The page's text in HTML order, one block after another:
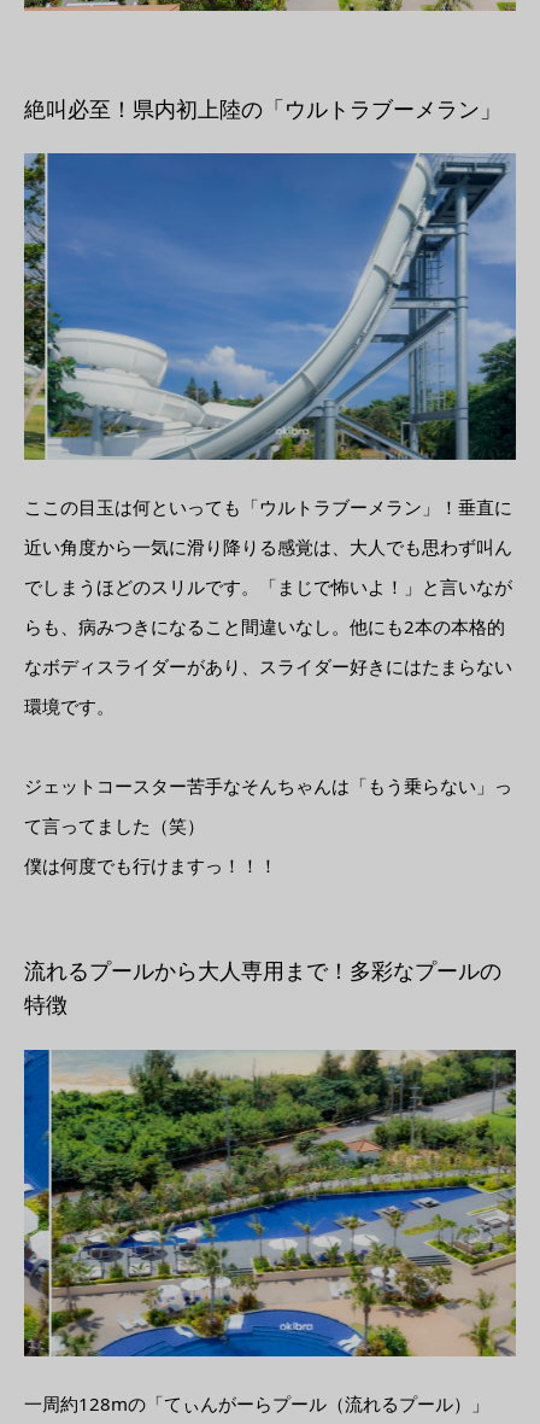
絶叫必至！県内初上陸の「ウルトラブーメラン」
ここの目玉は何といっても「ウルトラブーメラン」！垂直に
近い角度から一気に滑り降りる感覚は、大人でも思わず叫ん
でしまうほどのスリルです。「まじで怖いよ！」と言いなが
らも、病みつきになること間違いなし。他にも2本の本格的
なボディスライダーがあり、スライダー好きにはたまらない
環境です。
ジェットコースター苦手なそんちゃんは「もう乗らない」っ
て言ってました（笑）
僕は何度でも行けますっ！！！
流れるプールから大人専用まで！多彩なプールの
特徴
一周約128mの「てぃんがーらプール（流れるプール）」